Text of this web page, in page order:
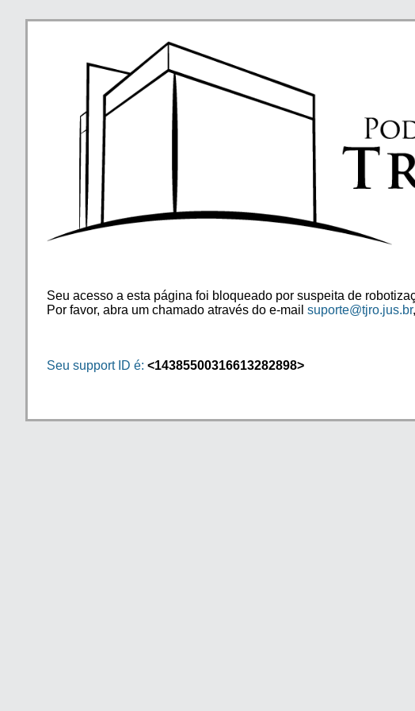
Seu acesso a esta página foi bloqueado por suspeita de
Por favor, abra um chamado através do e-mail suporte@tjro.jus.br
Seu support ID é: <14385500316613282898>